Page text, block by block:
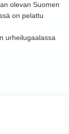
olevan Suomen
on pelattu
urheilugaalassa